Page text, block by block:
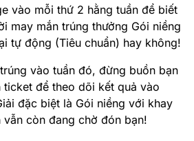
vào mỗi thứ 2 hằng tuần để biết
may mắn trúng thưởng Gói niềng
tự động (Tiêu chuẩn) hay không!
vào tuần đó, đừng buồn bạn
ticket để theo dõi kết quả vào
đặc biệt là Gói niềng với khay
còn đang chờ đón bạn!